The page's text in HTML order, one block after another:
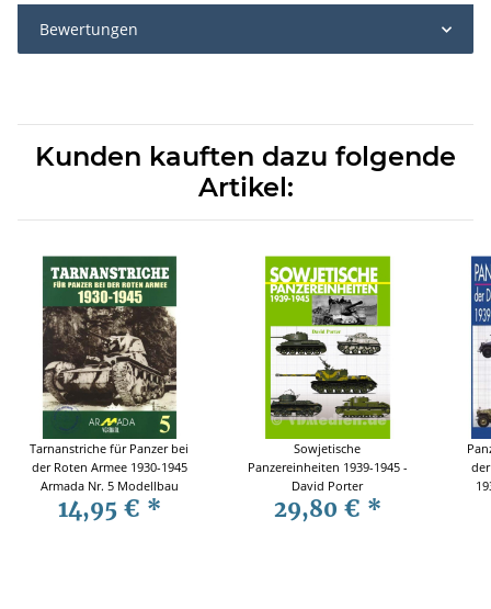
Bewertungen
Kunden kauften dazu folgende
Artikel:
Tarnanstriche für Panzer bei
der Roten Armee 1930-1945
Armada Nr. 5 Modellbau
Archiv Abbildungen Fotos
14,95 € *
Sowjetische
Panzereinheiten 1939-1945 -
David Porter
29,80 € *